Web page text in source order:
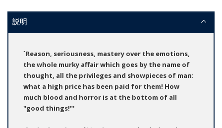
説明
`Reason, seriousness, mastery over the emotions,
the whole murky affair which goes by the name of
thought, all the privileges and showpieces of man:
what a high price has been paid for them! How
much blood and horror is at the bottom of all
"good things!"'